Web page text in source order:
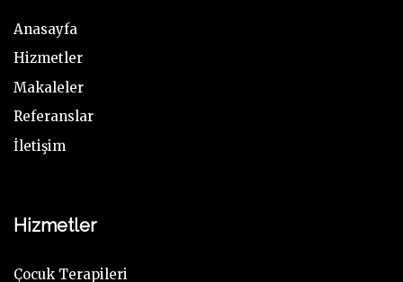
Anasayfa
Hizmetler
Makaleler
Referanslar
İletişim
Hizmetler
Çocuk Terapileri